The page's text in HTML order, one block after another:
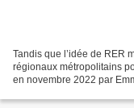
Tandis que l’idée de RER
régionaux métropolitains
en novembre 2022 par